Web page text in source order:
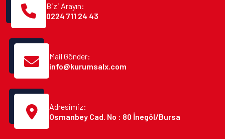
Bizi Arayın:
0224 711 24 43
Mail Gönder:
info@kurumsalx.com
Adresimiz:
Osmanbey Cad. No : 80 İnegöl/Bursa